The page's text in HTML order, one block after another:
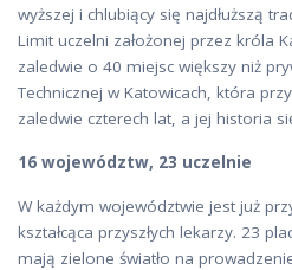
wyższej i chlubiący się najdłuższą
Limit uczelni założonej przez króla
zaledwie o 40 miejsc większy niż
Technicznej w Katowicach, która
zaledwie czterech lat, a jej historia
16 województw, 23 uczelnie
W każdym województwie jest już
kształcąca przyszłych lekarzy. 23
mają zielone światło na